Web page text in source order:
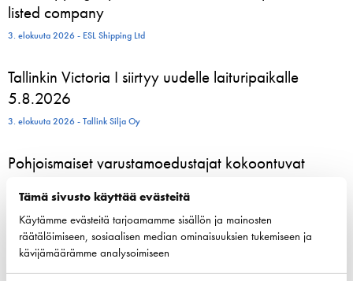
Tämä sivusto käyttää evästeitä
Käytämme evästeitä tarjoamamme sisällön ja mainosten
räätälöimiseen, sosiaalisen median ominaisuuksien tukemiseen ja
kävijämäärämme analysoimiseen
listed company
3. elokuuta 2026 - ESL Shipping Ltd
Tallinkin Victoria I siirtyy uudelle laituripaikalle
5.8.2026
3. elokuuta 2026 - Tallink Silja Oy
Pohjoismaiset varustamoedustajat kokoontuvat
24. kesäkuuta 2026 - Suomen Varustamot Ry
800 kesätyöntekijää aloittelee parhaillaan Viking
Linen laivoilla – moni heistä löytää uran